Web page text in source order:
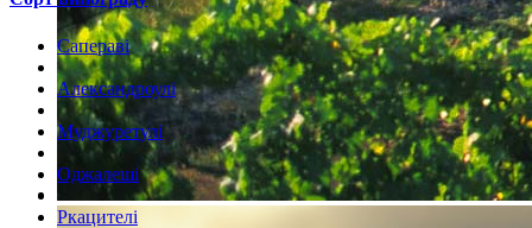
Сапераві
Александроулі
Муджуретулі
Оджалеші
Ркацителі